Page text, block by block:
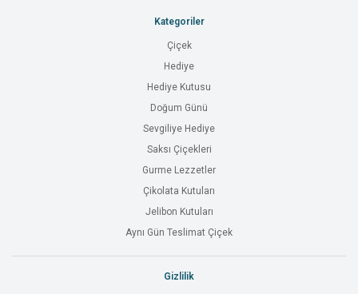
Kategoriler
Çiçek
Hediye
Hediye Kutusu
Doğum Günü
Sevgiliye Hediye
Saksı Çiçekleri
Gurme Lezzetler
Çikolata Kutuları
Jelibon Kutuları
Aynı Gün Teslimat Çiçek
Gizlilik